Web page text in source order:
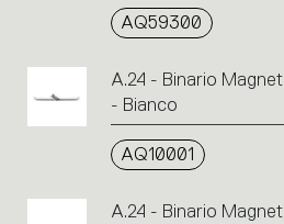
AQ59300
A.24 - Binario
- Bianco
AQ10001
A.24 - Binario